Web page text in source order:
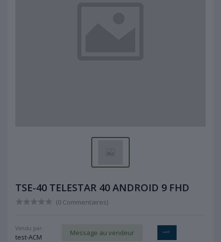
TSE-40 TELESTAR 40 ANDROID 9 FHD
(0 Commentaires)
Vendu par:
test-ACM
Message au vendeur